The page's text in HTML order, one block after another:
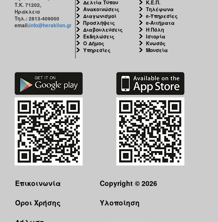
Τ.Κ. 71202,
Ηράκλειο
Τηλ.: 2813-409000
email:info@heraklion.gr
Δελτία Τύπου
Ανακοινώσεις
Διαγωνισμοί
Προσλήψεις
Διαβουλεύσεις
Εκδηλώσεις
Ο Δήμος
Υπηρεσίες
Κ.Ε.Π.
Τηλέφωνα
e-Υπηρεσίες
e-Αιτήματα
Η Πόλη
Ιστορία
Κνωσός
Μουσεία
Επικοινωνία
Όροι Χρήσης
Copyright © 2026
Υλοποίηση